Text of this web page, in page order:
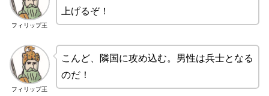
フィリップ王
上げるぞ！
フィリップ王
こんど、隣国に攻め込む。男性は兵士となる
のだ！